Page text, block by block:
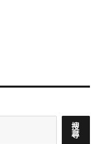
搜
尋